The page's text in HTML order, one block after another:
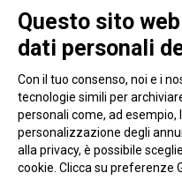
WINDEUROPE WG
meeting
Resoconto Sintetico | 5
LEGGI DI PIÙ
« 3 4
Questo sito
dati personali
Con il tuo consenso, noi e i
tecnologie simili per
personali come, ad esempio,
personalizzazione degli
alla privacy, è possibile
cookie. Clicca su preferenze